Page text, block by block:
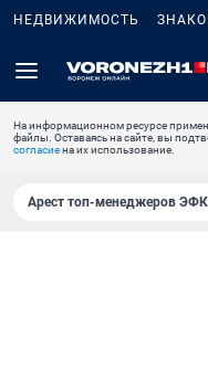
НЕДВИЖИМОСТЬ
На информационном ресурсе
файлы. Оставаясь на сайте, вы
согласиена их использование.
Арест топ-менеджеров